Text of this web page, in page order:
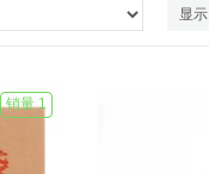
显示
销量 1